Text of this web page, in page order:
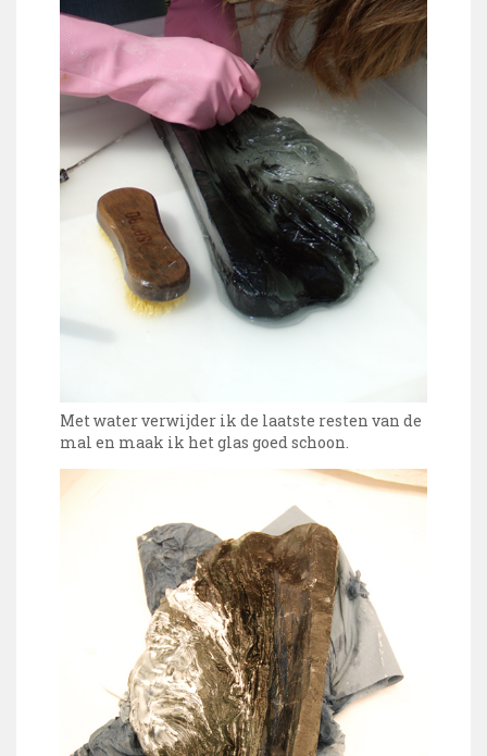
Met water verwijder ik de laatste resten van de
mal en maak ik het glas goed schoon.